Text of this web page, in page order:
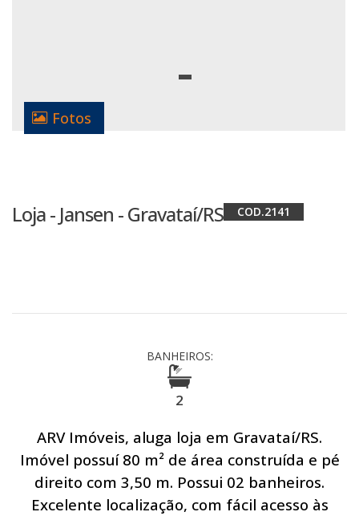
Fotos
Loja - Jansen - Gravataí/RS 2141
BANHEIROS:
2
ARV Imóveis, aluga loja em Gravataí/RS.
Imóvel possuí 80 m² de área construída e pé
direito com 3,50 m. Possui 02 banheiros.
Excelente localização, com fácil acesso às